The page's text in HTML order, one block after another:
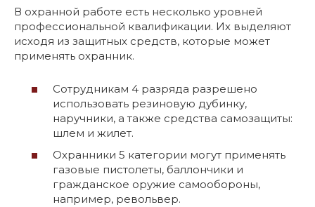
В охранной работе есть несколько уровней
профессиональной квалификации. Их выделяют
исходя из защитных средств, которые может
применять охранник.
Сотрудникам 4 разряда разрешено
использовать резиновую дубинку,
наручники, а также средства самозащиты:
шлем и жилет.
Охранники 5 категории могут применять
газовые пистолеты, баллончики и
гражданское оружие самообороны,
например, револьвер.